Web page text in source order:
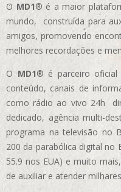
O MD1® é a maior
mundo, construída para
amigos, promovendo
melhores recordações e
OMD1® é parceiro oficial
conteúdo, canais de
como rádio ao vivo 24h
dedicado, agência multi-
programa na televisão no
200 da parabólica digital no
55.9 nos EUA) e muito
de auxiliar e atender